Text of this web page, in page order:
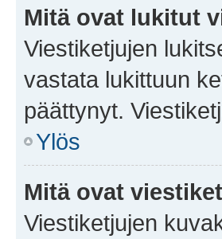
Mitä ovat lukitut
Viestiketjujen
vastata lukittuun
päättynyt.
Ylös
Mitä ovat
Viestiketjujen